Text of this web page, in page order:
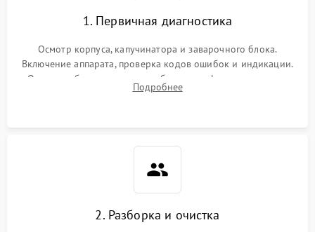
1. Первичная диагностика
Осмотр корпуса, капучинатора и заварочного блока.
Включение аппарата, проверка кодов ошибок и индикации.
Оценка работы помпы, термоблока и кофемолки на слух.
Измерение температуры и давления воды для выявления
Подробнее
2. Разборка и очистка